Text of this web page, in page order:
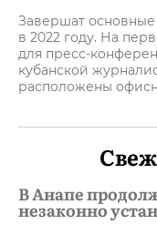
Завершат
в 2022 году. На
для пресс-
кубанской
расположены
В Анапе
незаконно